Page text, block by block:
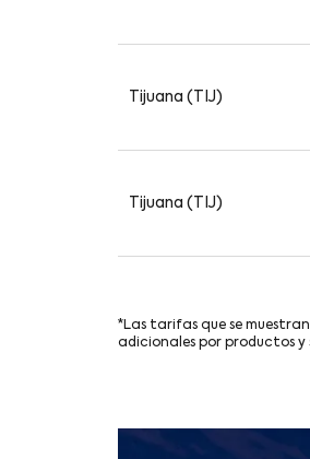
Tijuana (TIJ)
Tijuana (TIJ)
*Las tarifas que se
adicionales por productos y